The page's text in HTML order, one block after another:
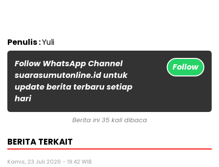
Penulis :Yuli
Follow WhatsApp Channel
suarasumutonline.id untuk
update berita terbaru setiap
hari
Follow
Berita ini 35 kali dibaca
BERITA TERKAIT
Kamis, 23 Juli 2026 - 19:42 WIB